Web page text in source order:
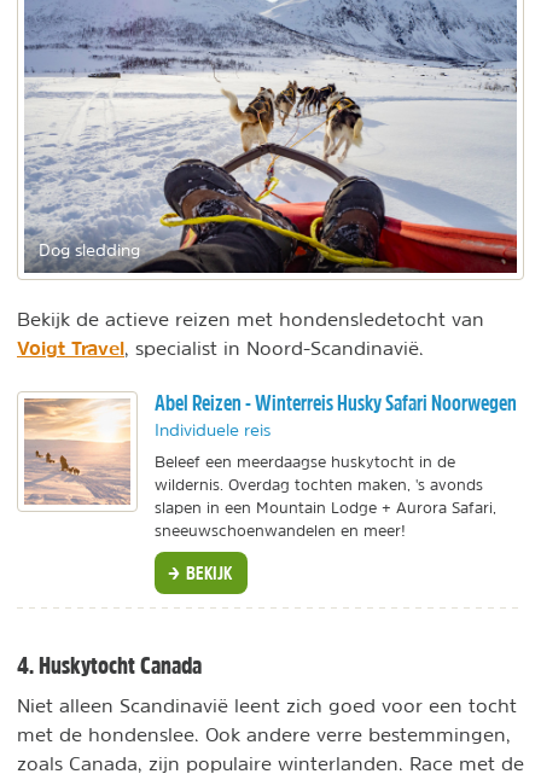
Dog sledding
Bekijk de actieve reizen met hondensledetocht van
Voigt Travel, specialist in Noord-Scandinavië.
Abel Reizen - Winterreis Husky Safari Noorwegen
Individuele reis
Beleef een meerdaagse huskytocht in de
wildernis. Overdag tochten maken, 's avonds
slapen in een Mountain Lodge + Aurora Safari,
sneeuwschoenwandelen en meer!
BEKIJK
4. Huskytocht Canada
Niet alleen Scandinavië leent zich goed voor een tocht
met de hondenslee. Ook andere verre bestemmingen,
zoals Canada, zijn populaire winterlanden. Race met de